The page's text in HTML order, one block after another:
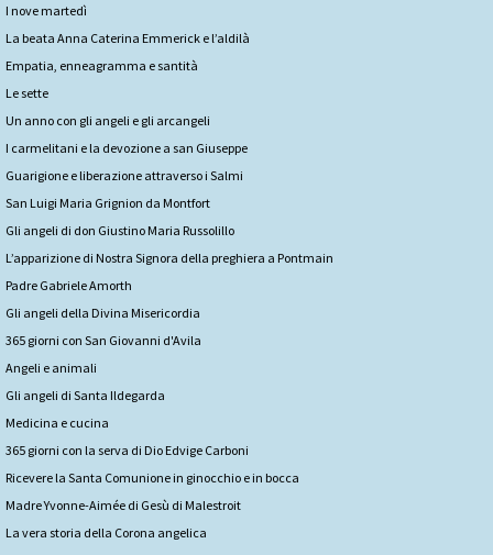
I nove martedì
La beata Anna Caterina Emmerick e l’aldilà
Empatia, enneagramma e santità
Le sette
Un anno con gli angeli e gli arcangeli
I carmelitani e la devozione a san Giuseppe
Guarigione e liberazione attraverso i Salmi
San Luigi Maria Grignion da Montfort
Gli angeli di don Giustino Maria Russolillo
L’apparizione di Nostra Signora della preghiera a Pontmain
Padre Gabriele Amorth
Gli angeli della Divina Misericordia
365 giorni con San Giovanni d'Avila
Angeli e animali
Gli angeli di Santa Ildegarda
Medicina e cucina
365 giorni con la serva di Dio Edvige Carboni
Ricevere la Santa Comunione in ginocchio e in bocca
Madre Yvonne-Aimée di Gesù di Malestroit
La vera storia della Corona angelica